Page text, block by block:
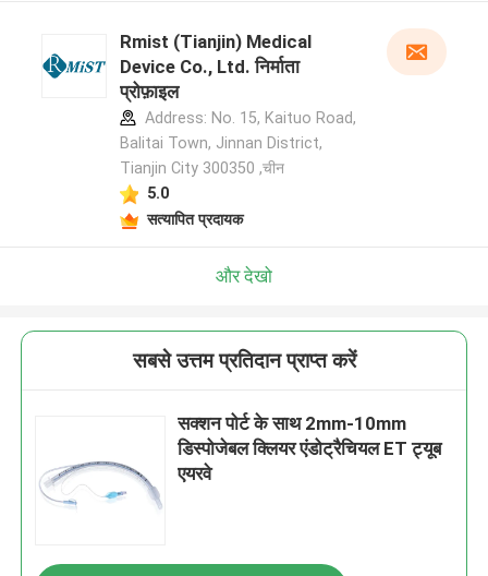
Rmist (Tianjin) Medical
Device Co., Ltd. निर्माता
प्रोफ़ाइल
Address: No. 15, Kaituo Road,
Balitai Town, Jinnan District,
Tianjin City 300350 ,चीन
5.0
सत्यापित प्रदायक
और देखो
सबसे उत्तम प्रतिदान प्राप्त करें
सक्शन पोर्ट के साथ 2mm-10mm
डिस्पोजेबल क्लियर एंडोट्रैचियल ET ट्यूब
एयरवे